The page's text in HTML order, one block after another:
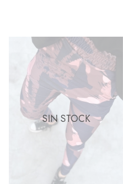
SIN STOCK